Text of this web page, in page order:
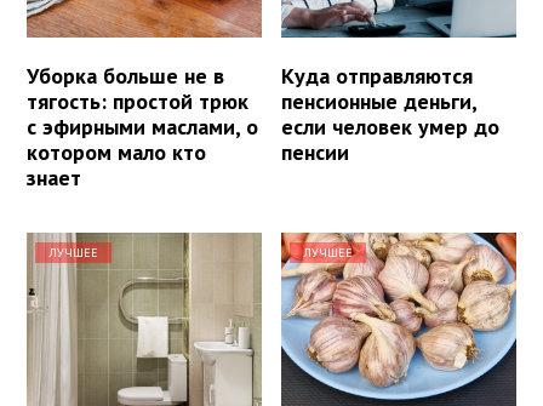
Уборка больше не в
тягость: простой трюк
с эфирными маслами, о
котором мало кто
знает
Куда отправляются
пенсионные деньги,
если человек умер до
пенсии
ЛУЧШЕЕ ЛУЧШЕЕ